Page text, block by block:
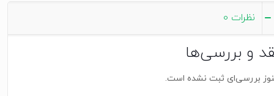
نظرات 0
و بررسی‌ها
بررسی‌ای ثبت نشده است.